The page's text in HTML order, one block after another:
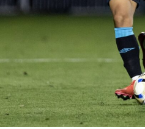
tiempo qu
hizo”,enfatizó el
De otro lado, se reportó que
Sporting Cristal realizaron
alrededores del Estadio
durante el partido ante
2026. Con este panorama,
Alianza Lima no preste
a los celestes, por lo que se